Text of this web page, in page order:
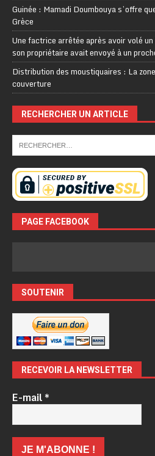
Guinée : Mamadi Doumbouya s’offre
Grèce
Une factrice arrêtée après avoir volé
son propriétaire avait envoyé à un
Distribution des moustiquaires : La
couverture
RECHERCHER UN ARTICLE
PAGE FACEBOOK
SOUTENIR
RECEVOIR LA NEWSLETTER
E-mail*